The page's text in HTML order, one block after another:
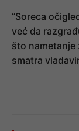
“Soreca
već da
što nametanje
smatra